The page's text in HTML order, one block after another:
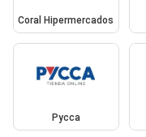
Coral Hipermercados
Pycca